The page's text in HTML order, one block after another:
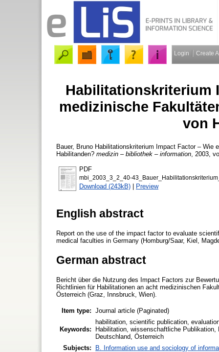
Login Create
Habilitationskriterium
medizinische
von
Bauer, Bruno Habilitationskriterium Impact Factor – Wie
Habilitanden? medizin – bibliothek – information , 2003,
PDF
mbi_2003_3_2_40-
Download (243kB) | Preview
English abstract
Report on the use of the impact factor to evaluate
medical faculties in Germany (Homburg/Saar, Kiel,
German abstract
Bericht über die Nutzung des Impact Factors zur
Richtlinien für Habilitationen an acht medizinischen
Österreich (Graz, Innsbruck, Wien).
Item type: Journal article (Paginated)
Keywords:
habilitation, scientific publication,
Habilitation, wissenschaftliche
Deutschland, Österreich
Subjects:
B. Information use and sociology of